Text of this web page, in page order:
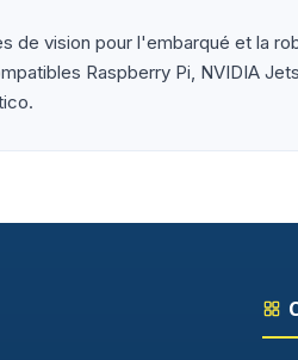
de vision pour l'embarqué et la
Raspberry Pi, NVIDIA